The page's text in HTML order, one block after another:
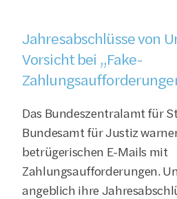
Jahresabschlüsse von
Vorsicht bei „Fake-
Das Bundeszentralamt für
Bundesamt für Justiz
betrügerischen E-Mails mit
Zahlungsaufforderungen.
angeblich ihre